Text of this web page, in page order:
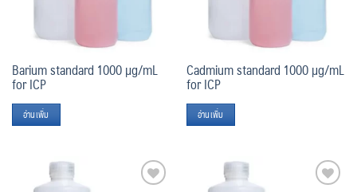
Barium standard 1000 µg/mL
for ICP
อ่านเพิ่ม
Cadmium standard 1000 µg/mL
for ICP
อ่านเพิ่ม